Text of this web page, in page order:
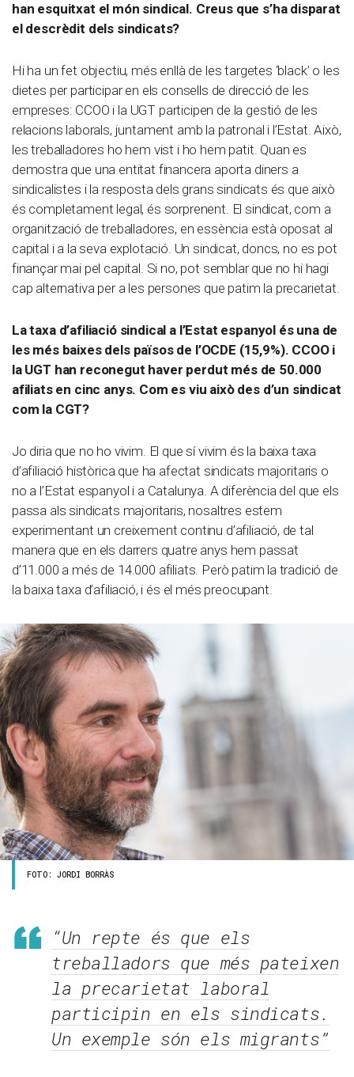
han esquitxat el món sindical. Creus que s’ha disparat
el descrèdit dels sindicats?
Hi ha un fet objectiu, més enllà de les targetes ‘black’ o les
dietes per participar en els consells de direcció de les
empreses: CCOO i la UGT participen de la gestió de les
relacions laborals, juntament amb la patronal i l’Estat. Això,
les treballadores ho hem vist i ho hem patit. Quan es
demostra que una entitat financera aporta diners a
sindicalistes i la resposta dels grans sindicats és que això
és completament legal, és sorprenent. El sindicat, com a
organització de treballadores, en essència està oposat al
capital i a la seva explotació. Un sindicat, doncs, no es pot
finançar mai pel capital. Si no, pot semblar que no hi hagi
cap alternativa per a les persones que patim la precarietat.
La taxa d’afiliació sindical a l’Estat espanyol és una de
les més baixes dels països de l’OCDE (15,9%). CCOO i
la UGT han reconegut haver perdut més de 50.000
afiliats en cinc anys. Com es viu això des d’un sindicat
com la CGT?
Jo diria que no ho vivim. El que sí vivim és la baixa taxa
d’afiliació històrica que ha afectat sindicats majoritaris o
no a l’Estat espanyol i a Catalunya. A diferència del que els
passa als sindicats majoritaris, nosaltres estem
experimentant un creixement continu d’afiliació, de tal
manera que en els darrers quatre anys hem passat
d’11.000 a més de 14.000 afiliats. Però patim la tradició de
la baixa taxa d’afiliació, i és el més preocupant.
FOTO: JORDI BORRÀS
“Un repte és que els
treballadors que més pateixen
la precarietat laboral
participin en els sindicats.
Un exemple són els migrants”